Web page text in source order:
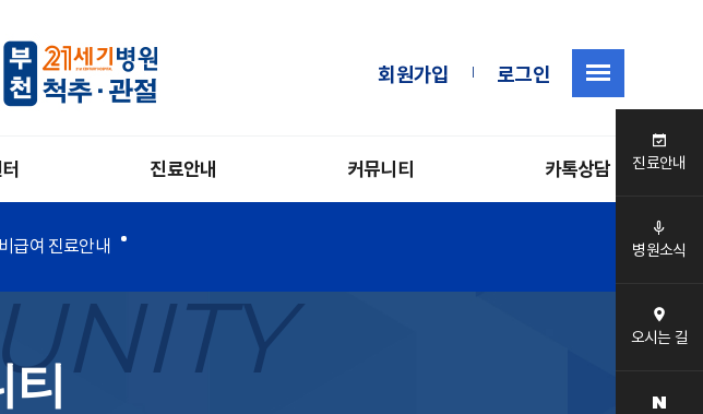
진료안내
병원소식
오시는 길
회원가입 | 로그인
진료안내 커뮤니티
비급여 진료안내
카톡상담